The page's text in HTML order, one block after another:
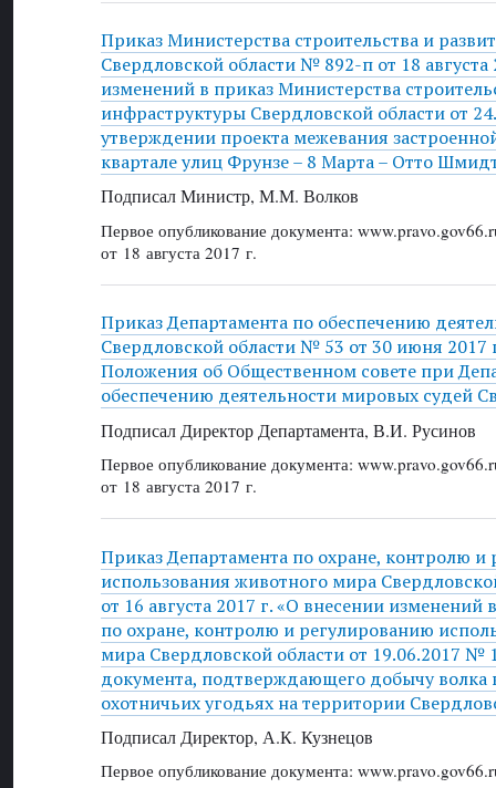
Приказ Министерства строительства и
Свердловской области № 892-п от 18 августа
изменений в приказ Министерства
инфраструктуры Свердловской области от
утверждении проекта межевания
квартале улиц Фрунзе – 8 Марта – Отто
Подписал Министр, М.М. Волков
Первое опубликование документа:
от 18 августа 2017 г.
Приказ Департамента по обеспечению
Свердловской области № 53 от 30 июня 2017
Положения об Общественном совете при
обеспечению деятельности мировых судей
Подписал Директор Департамента, В.И. Русинов
Первое опубликование документа:
от 18 августа 2017 г.
Приказ Департамента по охране, контролю и
использования животного мира
от 16 августа 2017 г. «О внесении изменений
по охране, контролю и регулированию
мира Свердловской области от 19.06.2017 №
документа, подтверждающего добычу волка
охотничьих угодьях на территории
Подписал Директор, А.К. Кузнецов
Первое опубликование документа: